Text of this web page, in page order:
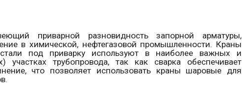
приварной разновидность запорной арматуры,
в химической, нефтегазовой промышленности. Краны
под приварку используют в наиболее важных и
участках трубопровода, так как сварка обеспечивает
что позволяет использовать краны шаровые для